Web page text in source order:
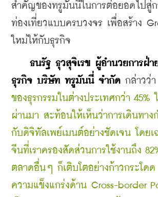
สำคัญของทรูมันนี่ในการต่อยอดไปสู่
ท่องเที่ยวแบบครบวงจร เพื่อสร้าง
ใหม่ให้กับธุรกิจ
ธนรัฐ ธุวสุจิเรข ผู้อำนวยการฝ่า
ธุรกิจ บริษัท ทรูมันนี่ จำกัด กล่าวว่า
ของธุรกรรมในต่างประเทศกว่า 45%
ผ่านมา สะท้อนให้เห็นว่าการเดินทาง
กับดิจิทัลเพย์เมนต์อย่างชัดเจน โดยเ
จีนที่เราครองสัดส่วนการใช้งานถึง
ตลาดอื่นๆ ก็เติบโตอย่างก้าวกระโดด
ความแข็งแกร่งด้าน Cross-border